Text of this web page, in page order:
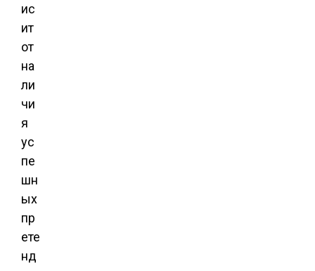
ис
ит
от
на
ли
чи
я
ус
пе
шн
ых
пр
ете
нд